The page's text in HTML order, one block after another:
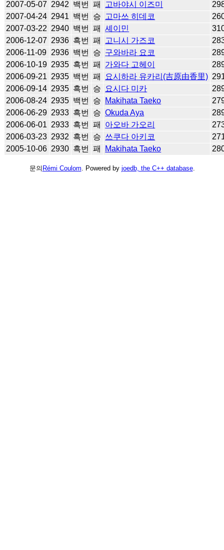
2007-05-07 2942 백번 패 고바야시 이즈미
2007-04-24 2941 백번 승 고마쓰 히데코
2007-03-22 2940 백번 패 셰이민
2006-12-07 2936 흑번 패 고니시 가즈코
2006-11-09 2936 백번 승 구와바라 요코
2006-10-19 2935 흑번 패 가와다 고헤이
2006-09-21 2935 백번 패 요시하라 유카리(吉原由香里)
2006-09-14 2935 흑번 승 요시다 미카
2006-08-24 2935 백번 승 Makihata Taeko
2006-06-29 2933 흑번 승 Okuda Aya
2006-06-01 2933 흑번 패 아오바 가오리
2006-03-23 2932 흑번 승 쓰쿠다 아키코
2005-10-06 2930 흑번 패 Makihata Taeko
문의 Rémi Coulom . Powered by joedb, the C++ database.